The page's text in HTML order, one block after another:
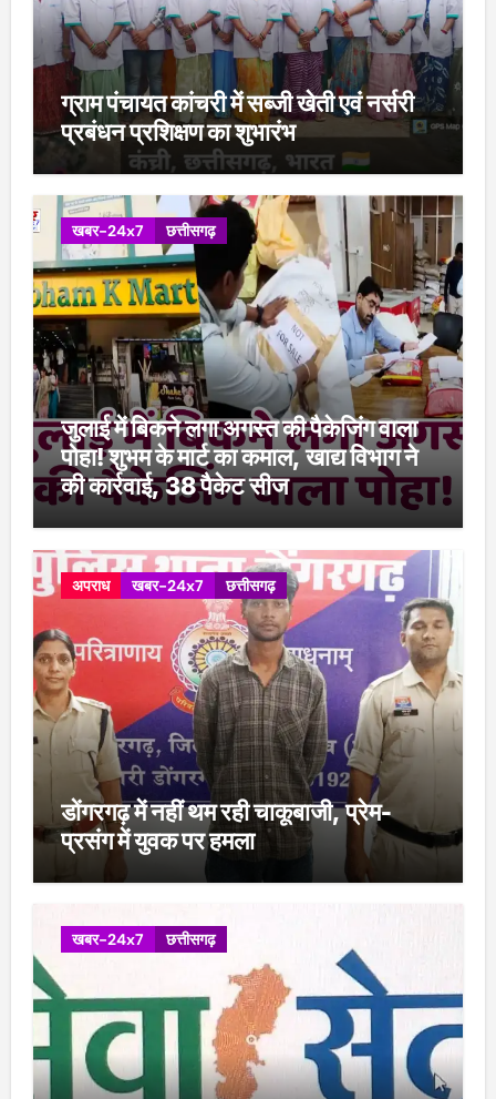
ग्राम पंचायत कांचरी में सब्जी खेती एवं नर्सरी
प्रबंधन प्रशिक्षण का शुभारंभ
खबर-24x7 छत्तीसगढ़
जुलाई में बिकने लगा अगस्त की पैकेजिंग वाला
पोहा! शुभम के मार्ट का कमाल, खाद्य विभाग ने
की कार्रवाई, 38 पैकेट सीज
अपराध खबर-24x7 छत्तीसगढ़
डोंगरगढ़ में नहीं थम रही चाकूबाजी, प्रेम-
प्रसंग में युवक पर हमला
खबर-24x7 छत्तीसगढ़